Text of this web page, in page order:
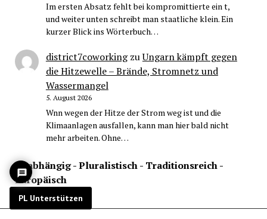
Im ersten Absatz fehlt bei kompromittierte ein t,
und weiter unten schreibt man staatliche klein. Ein
kurzer Blick ins Wörterbuch…
district7coworkingzuUngarn kämpft gegen
die Hitzewelle – Brände, Stromnetz und
Wassermangel
5. August 2026
Wnn wegen der Hitze der Strom weg ist und die
Klimaanlagen ausfallen, kann man hier bald nicht
mehr arbeiten. Ohne…
Unabhängig - Pluralistisch - Traditionsreich -
Europäisch
PL Unterstützen